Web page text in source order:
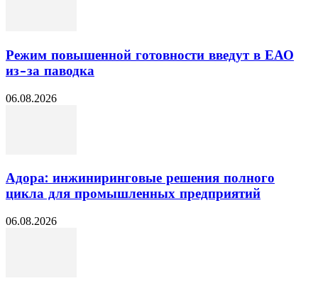
Режим повышенной готовности введут в ЕАО
из-за паводка
06.08.2026
Адора: инжиниринговые решения полного
цикла для промышленных предприятий
06.08.2026